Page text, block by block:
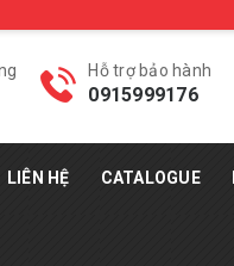
Hỗ trợ bảo hành
0915999176
LIÊN HỆ CATALOGUE